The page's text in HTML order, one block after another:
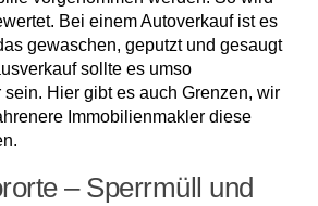
Bei einem Autoverkauf ist es
gewaschen, geputzt und gesaugt
sollte es umso
Hier gibt es auch Grenzen, wir
Immobilienmakler diese
– Sperrmüll und